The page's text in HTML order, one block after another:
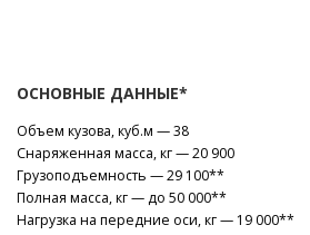
ОСНОВНЫЕ ДАННЫЕ*
Объем кузова, куб.м — 38
Cнаряженная масса, кг — 20 900
Грузоподъемность — 29 100**
Полная масса, кг — до 50 000**
Нагрузка на передние оси, кг — 19 000**